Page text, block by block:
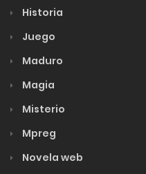
Historia
Juego
Maduro
Magia
Misterio
Mpreg
Novela web